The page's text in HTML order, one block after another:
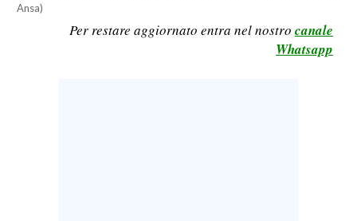
SPORT IN SARDEGNA
Ansa)
Per restare aggiornato entra nel nostro canale
Whatsapp